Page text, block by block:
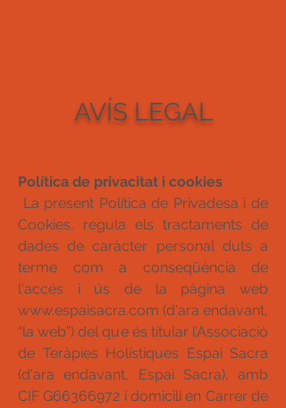
AVÍS LEGAL
Política de privacitat i cookies
La present Política de Privadesa i de
Cookies, regula els tractaments de
dades de caràcter personal duts a
terme com a conseqüència de
l'accés i ús de la pàgina web
www.espaisacra.com (d'ara endavant,
“la web”) del que és titular l’Associació
de Teràpies Holístiques Espai Sacra
(d'ara endavant, Espai Sacra), amb
CIF G66366972 i domicili en Carrer de